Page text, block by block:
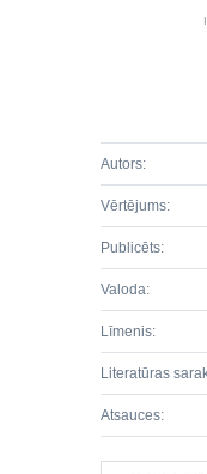
Autors:
Vērtējums:
Publicēts:
Valoda:
Līmenis:
Literatūras
Atsauces: